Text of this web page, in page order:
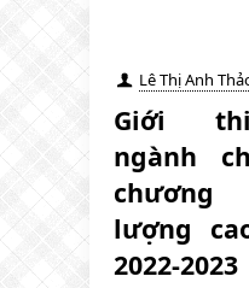
Lê Thị Anh
Giới
ngành
lượng
2022-2023